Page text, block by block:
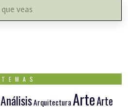
TEMAS
AnálisisArquitecturaArteArte